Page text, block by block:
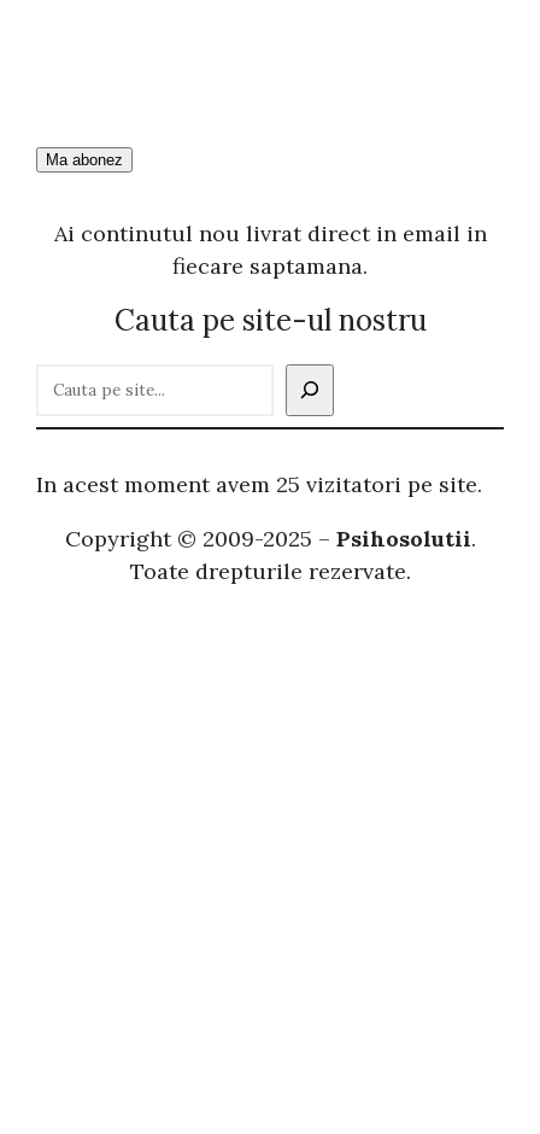
Ai continutul nou livrat direct in email in
fiecare saptamana.
Cauta pe site-ul nostru
t
In acest moment avem 25 vizitatori pe site.
Copyright © 2009-2025 – Psihosolutii.
Toate drepturile rezervate.